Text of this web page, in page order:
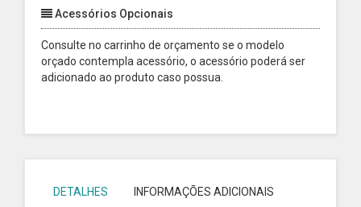
Acessórios Opcionais
Consulte no carrinho de orçamento se o modelo
orçado contempla acessório, o acessório poderá ser
adicionado ao produto caso possua.
DETALHES INFORMAÇÕES ADICIONAIS